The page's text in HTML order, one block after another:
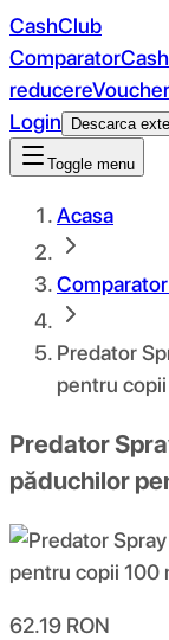
CashClub
Comparator
reducere
Login
Descarca
Toggle menu
Acasa
Predator
pentru
Predator
păduchilor
62.19 RON